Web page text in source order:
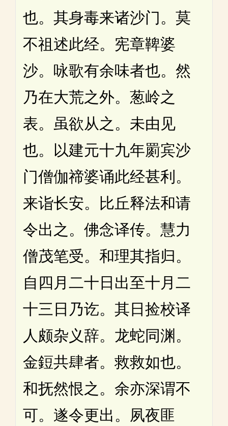
也。其身毒来诸沙门。莫
不祖述此经。宪章鞞婆
沙。咏歌有余味者也。然
乃在大荒之外。葱岭之
表。虽欲从之。未由见
也。以建元十九年罽宾沙
门僧伽禘婆诵此经甚利。
来诣长安。比丘释法和请
令出之。佛念译传。慧力
僧茂笔受。和理其指归。
自四月二十日出至十月二
十三日乃讫。其日捡校译
人颇杂义辞。龙蛇同渊。
金鋀共肆者。救救如也。
和抚然恨之。余亦深谓不
可。遂令更出。夙夜匪